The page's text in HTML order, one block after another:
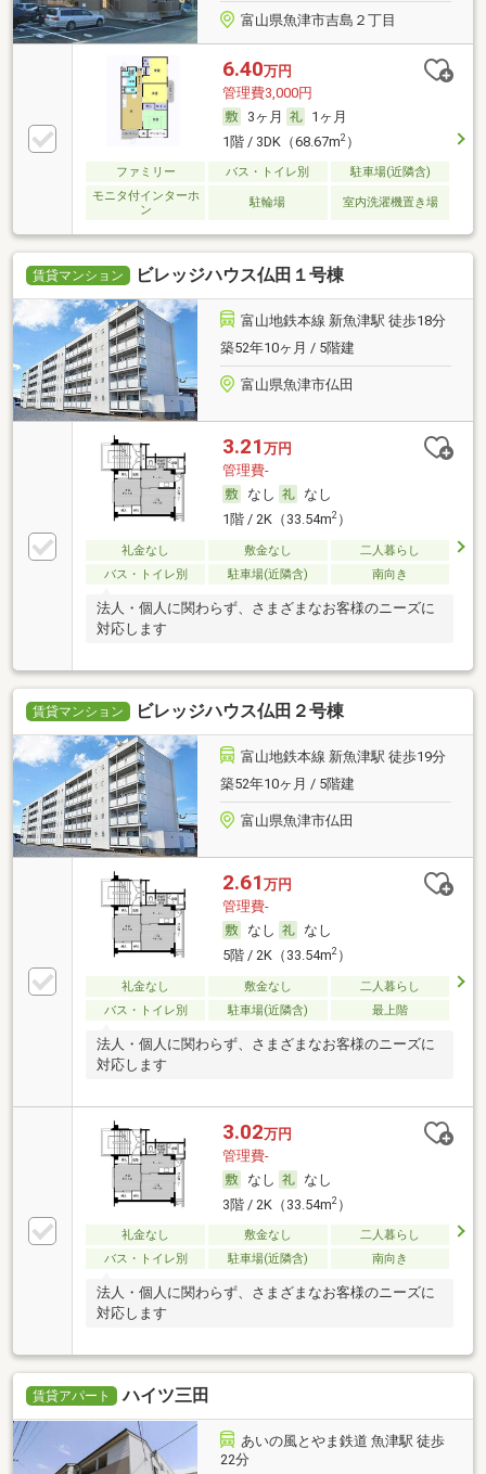
富山県魚津市吉島２丁目
6.40万円
管理費3,000円
3ヶ月
1ヶ月
1階 / 3DK（68.67m2）
ファミリー バス・トイレ別
駐車場(近隣含)
モニタ付インターホ
ン
駐輪場 室内洗濯機置き場
賃貸マンション ビレッジハウス仏田１号棟
富山地鉄本線 新魚津駅 徒歩18分
築52年10ヶ月 / 5階建
富山県魚津市仏田
3.21 万円
管理費-
なし
なし
1階 / 2K（33.54m2）
礼金なし 敷金なし
二人暮らし
バス・トイレ別
駐車場(近隣含) 南向き
法人・個人に関わらず、さまざまなお客様のニーズに
対応します
賃貸マンション ビレッジハウス仏田２号棟
富山地鉄本線 新魚津駅 徒歩19分
築52年10ヶ月 / 5階建
富山県魚津市仏田
2.61 万円
管理費-
なし
なし
5階 / 2K（33.54m2）
礼金なし 敷金なし
二人暮らし
バス・トイレ別
駐車場(近隣含) 最上階
法人・個人に関わらず、さまざまなお客様のニーズに
対応します
3.02万円
管理費-
なし
なし
3階 / 2K（33.54m2）
礼金なし 敷金なし
二人暮らし
バス・トイレ別
駐車場(近隣含) 南向き
法人・個人に関わらず、さまざまなお客様のニーズに
対応します
賃貸アパート ハイツ三田
あいの風とやま鉄道 魚津駅 徒歩
22分